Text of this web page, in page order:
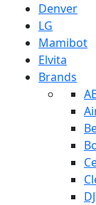
Denver
LG
Mamibot
Elvita
Brands